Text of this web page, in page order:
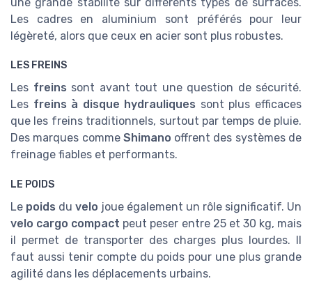
Les cadres en aluminium sont préférés pour leur
légèreté, alors que ceux en acier sont plus robustes.
LES FREINS
Les freins sont avant tout une question de sécurité.
Les freins à disque hydrauliques sont plus efficaces
que les freins traditionnels, surtout par temps de pluie.
Des marques comme Shimano offrent des systèmes de
freinage fiables et performants.
LE POIDS
Le poids du velo joue également un rôle significatif. Un
velo cargo compact peut peser entre 25 et 30 kg, mais
il permet de transporter des charges plus lourdes. Il
faut aussi tenir compte du poids pour une plus grande
agilité dans les déplacements urbains.